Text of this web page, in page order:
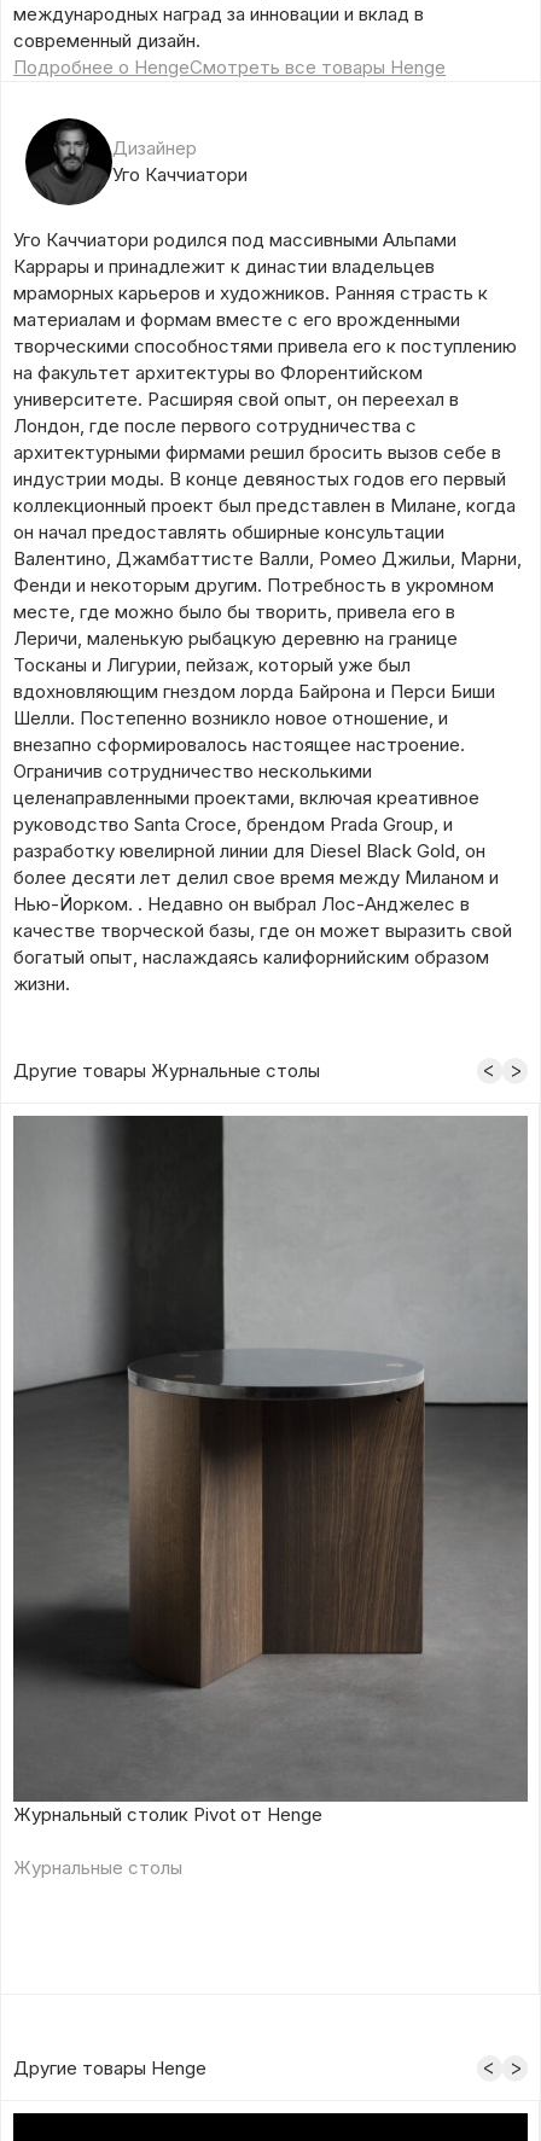
международных наград за инновации и вклад в
современный дизайн.
Подробнее о HengeСмотреть все товары Henge
Дизайнер
Уго Каччиатори
Уго Каччиатори родился под массивными Альпами
Каррары и принадлежит к династии владельцев
мраморных карьеров и художников. Ранняя страсть к
материалам и формам вместе с его врожденными
творческими способностями привела его к поступлению
на факультет архитектуры во Флорентийском
университете. Расширяя свой опыт, он переехал в
Лондон, где после первого сотрудничества с
архитектурными фирмами решил бросить вызов себе в
индустрии моды. В конце девяностых годов его первый
коллекционный проект был представлен в Милане, когда
он начал предоставлять обширные консультации
Валентино, Джамбаттисте Валли, Ромео Джильи, Марни,
Фенди и некоторым другим. Потребность в укромном
месте, где можно было бы творить, привела его в
Леричи, маленькую рыбацкую деревню на границе
Тосканы и Лигурии, пейзаж, который уже был
вдохновляющим гнездом лорда Байрона и Перси Биши
Шелли. Постепенно возникло новое отношение, и
внезапно сформировалось настоящее настроение.
Ограничив сотрудничество несколькими
целенаправленными проектами, включая креативное
руководство Santa Croce, брендом Prada Group, и
разработку ювелирной линии для Diesel Black Gold, он
более десяти лет делил свое время между Миланом и
Нью-Йорком. . Недавно он выбрал Лос-Анджелес в
качестве творческой базы, где он может выразить свой
богатый опыт, наслаждаясь калифорнийским образом
жизни.
Другие товары Журнальные столы
Журнальный столик Pivot от Henge
Журнальные столы
Другие товары Henge